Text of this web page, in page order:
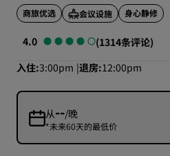
商旅优选 会议设施 身心静修
4.0
(1314条评论)
入住 3:00pm 退房 12:00pm
从--/晚
*未来60天的最低价